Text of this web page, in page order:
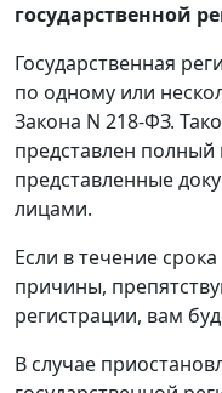
государственной
Государственная
по одному или
Закона N 218-ФЗ.
представлен
представленные
лицами.
Если в течение
причины,
регистрации, вам
В случае